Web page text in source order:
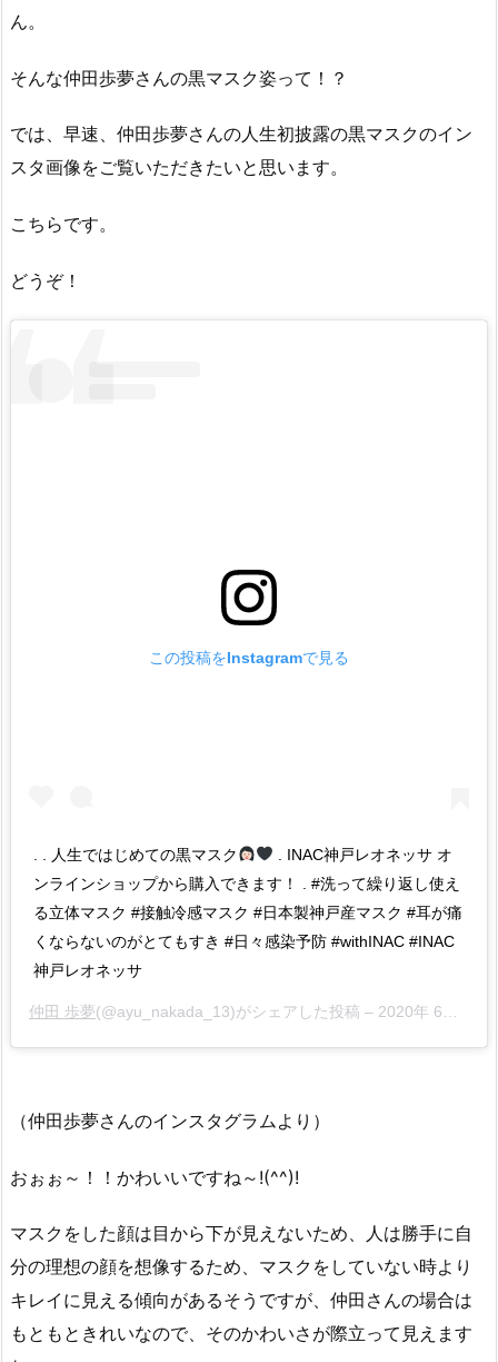
ん。
そんな仲田歩夢さんの黒マスク姿って！？
では、早速、仲田歩夢さんの人生初披露の黒マスクのイン
スタ画像をご覧いただきたいと思います。
こちらです。
どうぞ！
この投稿をInstagramで見る
. . 人生ではじめての黒マスク
. INAC神戸レオネッサ オ
ンラインショップから購入できます！ . #洗って繰り返し使え
る立体マスク #接触冷感マスク #日本製神戸産マスク #耳が痛
くならないのがとてもすき #日々感染予防 #withINAC #INAC
神戸レオネッサ
仲田 歩夢(@ayu_nakada_13)がシェアした投稿 – 2020年 6月月6日午前4時47分PDT
（仲田歩夢さんのインスタグラムより）
おぉぉ～！！かわいいですね～!(^^)!
マスクをした顔は目から下が見えないため、人は勝手に自
分の理想の顔を想像するため、マスクをしていない時より
キレイに見える傾向があるそうですが、仲田さんの場合は
もともときれいなので、そのかわいさが際立って見えます